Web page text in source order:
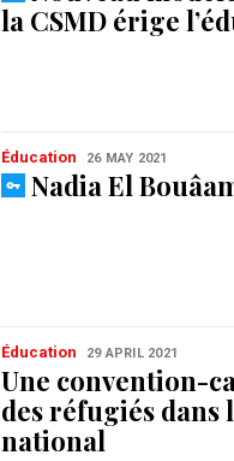
la CSMD érige
Éducation 26 MAY 2021
Nadia El
Éducation 29 APRIL 2021
Une convention-
des réfugiés dans
national